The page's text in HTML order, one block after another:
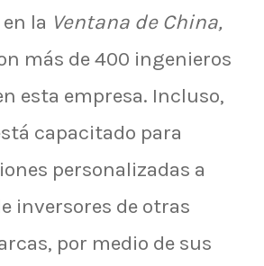
la Ventana de China,
más de 400 ingenieros
esta empresa. Incluso,
capacitado para
personalizadas a
inversores de otras
por medio de sus